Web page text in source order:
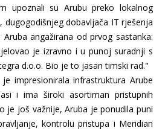
upoznali su Arubu preko lokalnog
dugogodišnjeg dobavljača IT rješenja
angažirana od prvog sastanka:
je izravno i u punoj suradnji s
d.o.o. Bio je to jasan timski rad."
impresionirala infrastruktura Arube
i ima široki asortiman pristupnih
je još važnije, Aruba je ponudila puni
kontrolu pristupa i Meridian